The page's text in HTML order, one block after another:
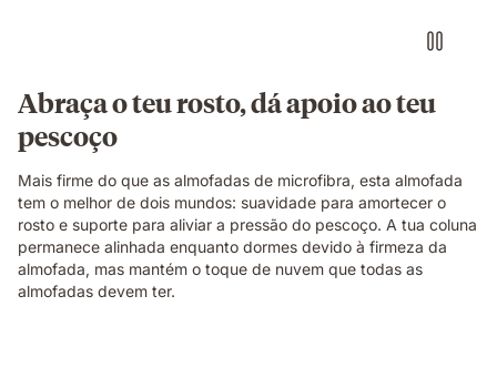
Abraça o teu rosto, dá apoio ao teu
pescoço
Mais firme do que as almofadas de microfibra, esta almofada
tem o melhor de dois mundos: suavidade para amortecer o
rosto e suporte para aliviar a pressão do pescoço. A tua coluna
permanece alinhada enquanto dormes devido à firmeza da
almofada, mas mantém o toque de nuvem que todas as
almofadas devem ter.